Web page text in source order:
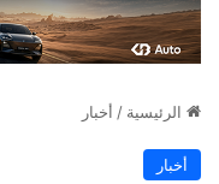
الرئيسية / أخبار
أخبار